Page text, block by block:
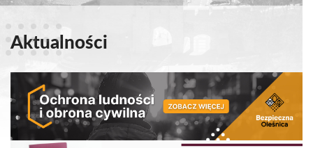
Aktualności